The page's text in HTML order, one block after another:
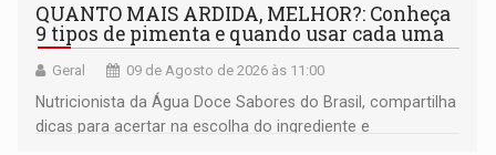
QUANTO MAIS ARDIDA, MELHOR?: Conheça
9 tipos de pimenta e quando usar cada uma
Geral 09 de Agosto de 2026 às 11:00
Nutricionista da Água Doce Sabores do Brasil, compartilha
dicas para acertar na escolha do ingrediente e